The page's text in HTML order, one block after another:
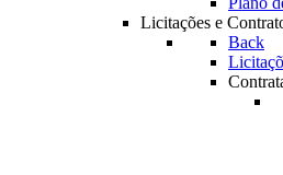
Licitações e
Back